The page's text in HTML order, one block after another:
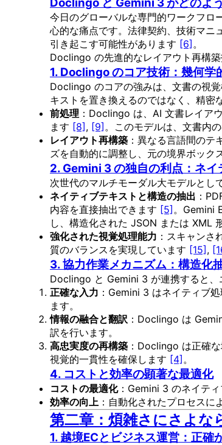
今日のグローバルな専門的ワークフロ
心的な痛点です。法律契約、技術マニ
引き起こす可能性があります [6] 。
Doclingo の先進的なレイアウト再構
1. Doclingo のコア技術：幾何学
Doclingo のコアの強みは、文書の視
キストを置き換えるのではなく、精密
前処理 ：Doclingo は、AI 文書レイア
ます [8] , [9] 。このモデルは、文書内
レイアウト再構築 ：異なる言語間のテ
ズを自動的に調整し、元の境界ボック
2. Gemini 3 の独自の利点：ネイ
次世代のマルチモーダル大モデルとし
ネイティブテキストと構造の抽出 ：
内容を直接抽出できます [5] 。Gemini
し、構造化された JSON または XML
強化された視覚処理能力 ：スキャン
質のバランスを実現しています [15] ,
3. 協力作業メカニズム：構造化
Doclingo と Gemini 3 が連携すると、
正確な入力 ：Gemini 3 はネイティブ
ます。
情報の融合と翻訳 ：Doclingo は
訳を行います。
高忠実度の再構築 ：Doclingo は正確
視覚的一貫性を確保します [4] 。
4. コストと効率の顕著な最適化
コストの最適化：Gemini 3 のネイテ
効率の向上 ：自動化されたプロセス
第二章：煩雑さにさよ
1. 越境ECとビジネス運営：正